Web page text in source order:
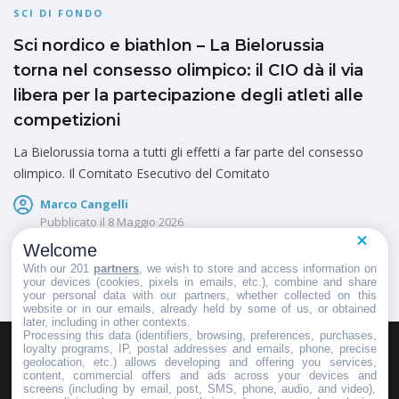
SCI DI FONDO
Sci nordico e biathlon – La Bielorussia
torna nel consesso olimpico: il CIO dà il via
libera per la partecipazione degli atleti alle
competizioni
La Bielorussia torna a tutti gli effetti a far parte del consesso
olimpico. Il Comitato Esecutivo del Comitato
Marco Cangelli
Pubblicato il 8 Maggio 2026
HOMEPAGEREDAZIONEINVIA UN COMUNICATO STAMPA
PUBBLICITÀSCRIVI AL DIRETTORE
Welcome
With our 201 partners , we wish to store and access information on
your devices (cookies, pixels in emails, etc.), combine and share
your personal data with our partners, whether collected on this
website or in our emails, already held by some of us, or obtained
later, including in other contexts.
Processing this data (identifiers, browsing, preferences, purchases,
loyalty programs, IP, postal addresses and emails, phone, precise
geolocation, etc.) allows developing and offering you services,
content, commercial offers and ads across your devices and
screens (including by email, post, SMS, phone, audio, and video),